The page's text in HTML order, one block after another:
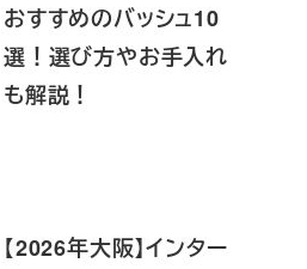
おすすめのバッシュ10
選！選び方やお手入れ
も解説！
【2026年大阪】インター